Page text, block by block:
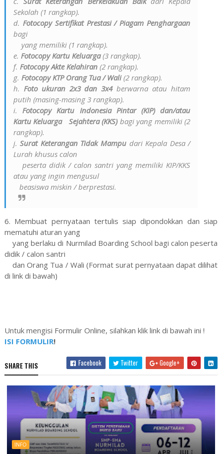
Sekolah (1 rangkap).
d. Fotocopy Sertifikat Prestasi / Piagam Penghargaan
bagi
yang memiliki (1 rangkap).
e. Fotocopy Kartu Keluarga(3 rangkap).
f. Fotocopy Akte Kelahiran (2 rangkap).
g. Fotocopy KTP Orang Tua / Wali(2 rangkap).
h. Foto ukuran 2x3 dan 3x4berwarna atau hitam
putih (masing-masing 3 rangkap).
i.Fotocopy Kartu Indonesia Pintar (KIP) dan/atau
Kartu KeluargaSejahtera (KKS)bagi yang memiliki (2
rangkap).
j.Surat Keterangan Tidak Mampu dari Kepala Desa /
Lurah khusus calon
peserta didik / calon santri yang memiliki KIP/KKS
atau yang ingin mengusul
beasiswa miskin / berprestasi.
6. Membuat pernyataan tertulis siap dipondokkan dan siap
mematuhi aturan yang
yang berlaku di Nurmilad Boarding School bagi calon peserta
didik / calon santri
dan Orang Tua / Wali (Format surat pernyataan dapat dilihat
di link di bawah)
Untuk mengisi Formulir Online, silahkan klik link di bawah ini !
ISI FORMULIR!
SHARE THIS Facebook Twitter Google+
INFO